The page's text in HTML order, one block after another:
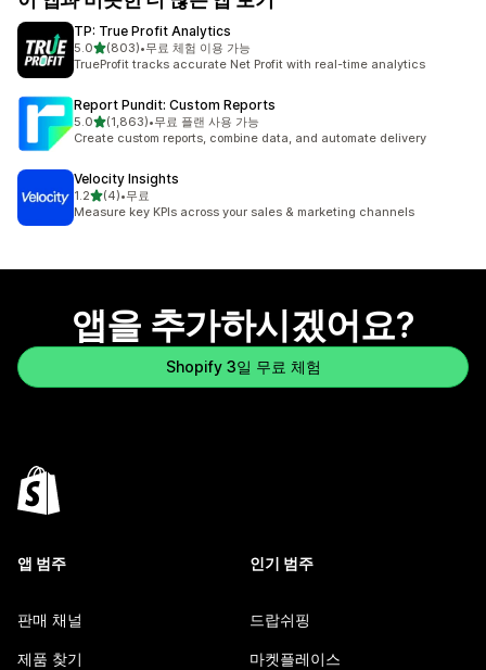
TP: True Profit Analytics
5.0별 5개 중
(803)
총 리뷰 803개
•무료 체험 이용 가능
TrueProfit tracks accurate Net Profit with real-time analytics
Report Pundit: Custom Reports
5.0별 5개 중
(1,863)
총 리뷰 1863개
•무료 플랜 사용 가능
Create custom reports, combine data, and automate delivery
Velocity Insights
1.2별 5개 중
(4)
총 리뷰 4개
•무료
Measure key KPIs across your sales & marketing channels
앱을 추가하시겠어요?
Shopify 3일 무료 체험
앱 범주
판매 채널
제품 찾기
인기 범주
드랍쉬핑
마켓플레이스